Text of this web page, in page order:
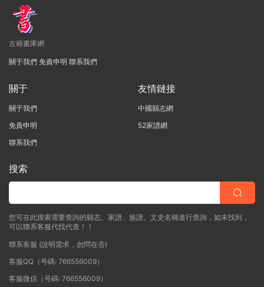
古籍書庫網
關于我們 免責申明 聯系我們
關于
關于我們
免責申明
聯系我們
友情鏈接
中國縣志網
52家譜網
搜索
您可在此搜索需要查詢的縣志、家譜、族譜、文史名稱進行查詢，如未找到，
可以聯系客服代找代查！！
聯系客服 (說明需求，勿問在否)
客服QQ（号碼: 766556009）
客服微信（号碼: 766556009）